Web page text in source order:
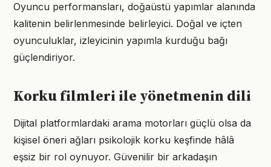
Oyuncu performansları, doğaüstü yapımlar alanında
kalitenin belirlenmesinde belirleyici. Doğal ve içten
oyunculuklar, izleyicinin yapımla kurduğu bağı
güçlendiriyor.
Korku filmleri ile yönetmenin dili
Dijital platformlardaki arama motorları güçlü olsa da
kişisel öneri ağları psikolojik korku keşfinde hâlâ
eşsiz bir rol oynuyor. Güvenilir bir arkadaşın